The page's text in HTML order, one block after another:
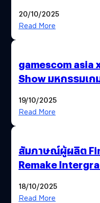
20/10/2025
Read More
gamescom asia
Show มหกรรมเก
พาณิชย์ร่วมชูความ
19/10/2025
Read More
สัมภาษณ์ผู้ผลิต
Remake
18/10/2025
Read More